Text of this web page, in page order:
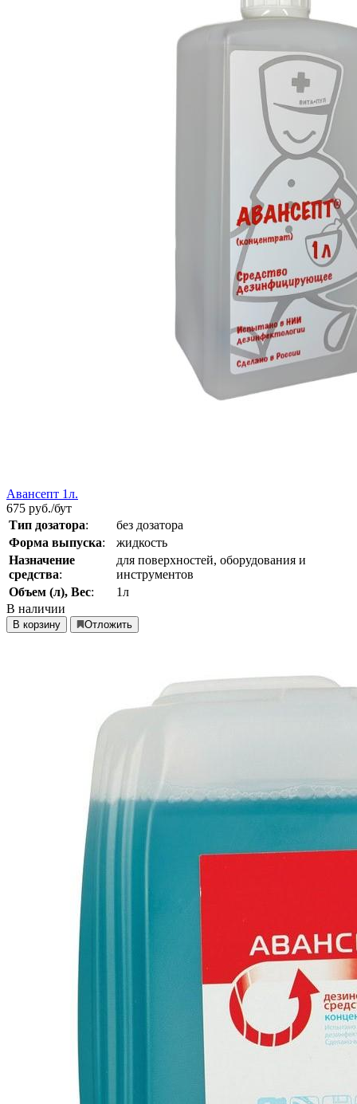
Авансепт 1л.
675 руб./бут
Тип дозатора:
без дозатора
Форма выпуска:
жидкость
Назначение
средства:
для поверхностей, оборудования и
инструментов
Объем (л), Вес:
1л
В наличии
В корзину Отложить